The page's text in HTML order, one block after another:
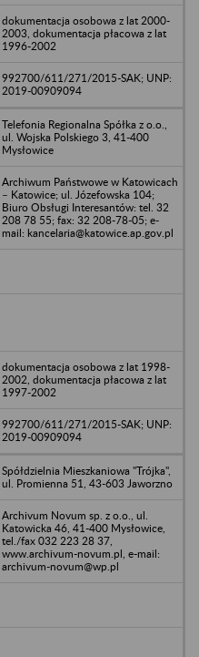
dokumentacja osobowa z lat 2000-
2003, dokumentacja płacowa z lat
1996-2002
992700/611/271/2015-SAK; UNP:
2019-00909094
Telefonia Regionalna Spółka z o.o.,
ul. Wojska Polskiego 3, 41-400
Mysłowice
Archiwum Państwowe w Katowicach
– Katowice; ul. Józefowska 104;
Biuro Obsługi Interesantów: tel. 32
208 78 55; fax: 32 208-78-05; e-
mail: kancelaria@katowice.ap.gov.pl
dokumentacja osobowa z lat 1998-
2002, dokumentacja płacowa z lat
1997-2002
992700/611/271/2015-SAK; UNP:
2019-00909094
Spółdzielnia Mieszkaniowa "Trójka",
ul. Promienna 51, 43-603 Jaworzno
Archivum Novum sp. z o.o., ul.
Katowicka 46, 41-400 Mysłowice,
tel./fax 032 223 28 37,
www.archivum-novum.pl, e-mail:
archivum-novum@wp.pl